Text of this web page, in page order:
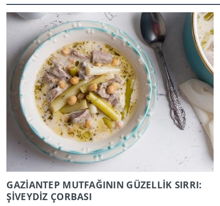
GAZİANTEP MUTFAĞININ GÜZELLİK SIRRI:
ŞİVEYDİZ ÇORBASI